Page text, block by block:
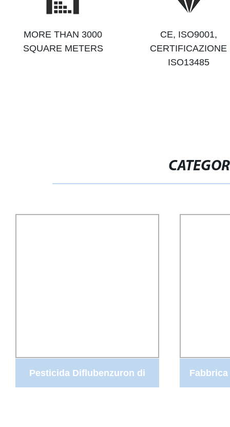
MORE THAN 3000
SQUARE METERS
CE, ISO9001,
CERTIFICAZIONE
ISO13485
Pesticida Diflubenzuron di